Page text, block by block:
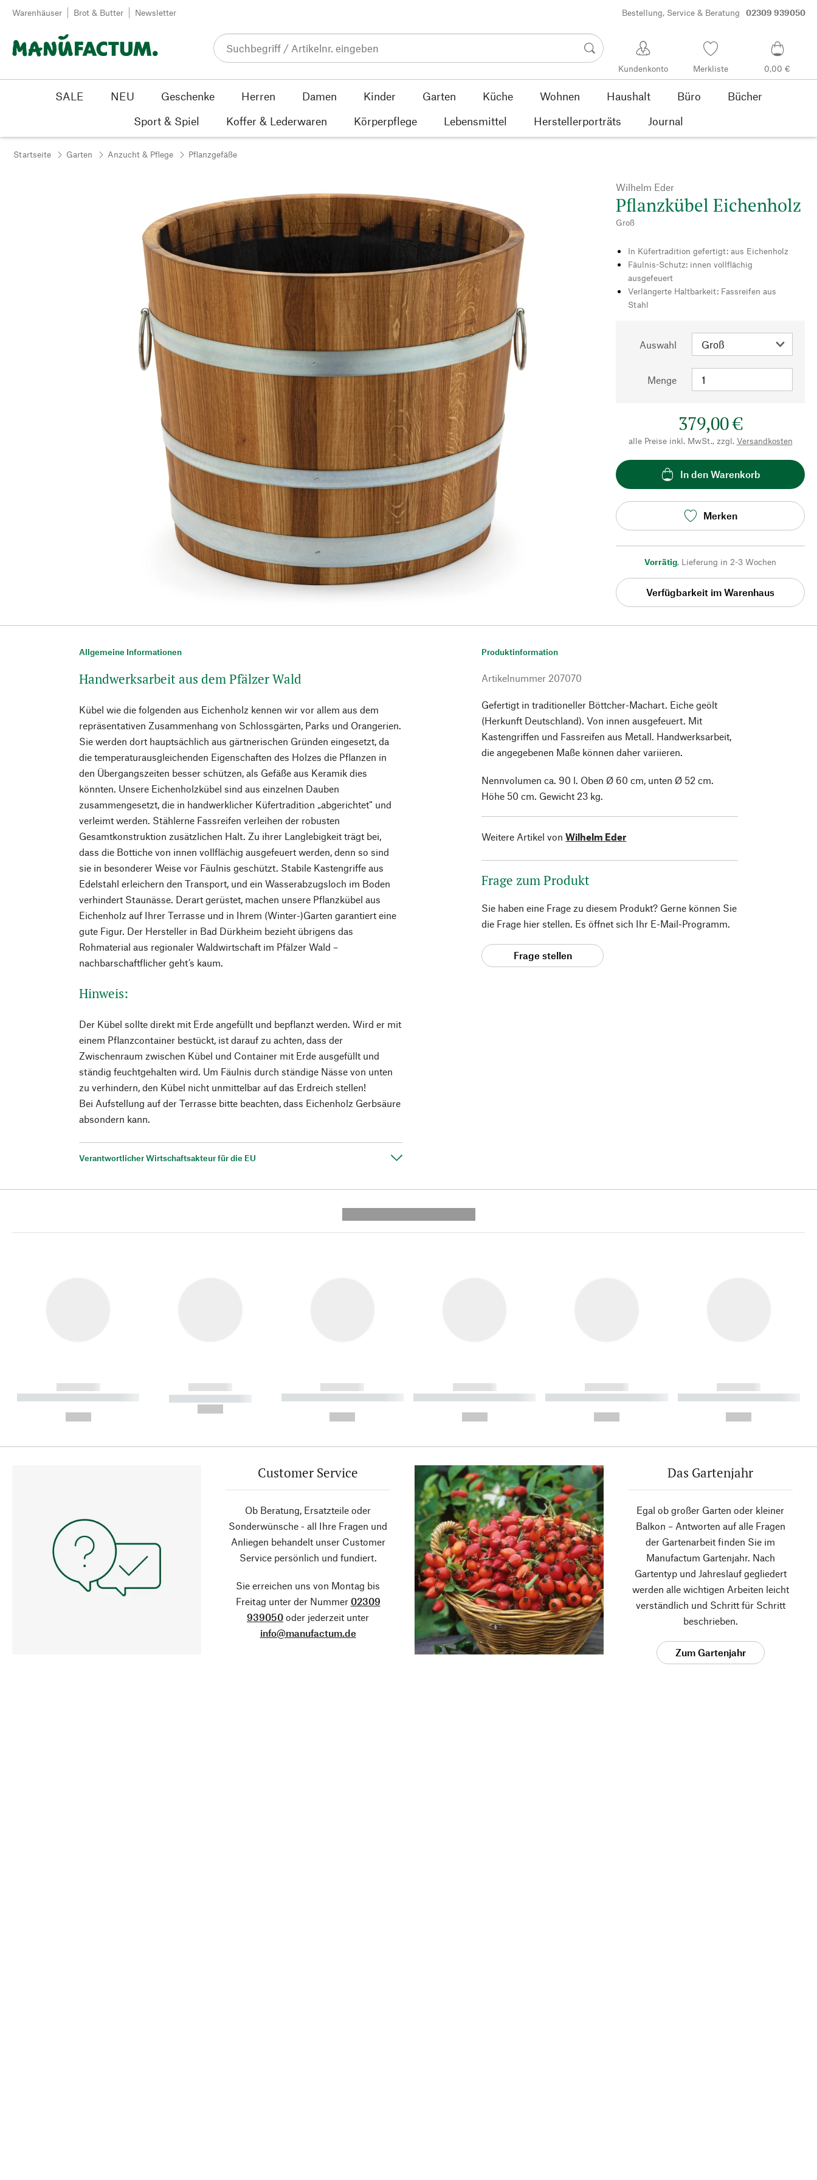
Zum Inhalt springen
Warenhäuser Brot & Butter Newsletter Bestellung, Service & Beratung 02309 939050
Kundenkonto Merkliste 0,00 €
SALE NEU Geschenke Herren Damen Kinder Garten Küche Wohnen Haushalt Büro
Bücher
Sport & Spiel
Koffer & Lederwaren Körperpflege Lebensmittel Herstellerporträts Journal
Startseite Garten Anzucht & Pflege Pflanzgefäße
Wilhelm Eder
Pflanzkübel Eichenholz
Groß
In Küfertradition gefertigt: aus Eichenholz
Fäulnis-Schutz: innen vollflächig
ausgefeuert
Verlängerte Haltbarkeit: Fassreifen aus
Stahl
Auswahl
Menge
379,00 €
alle Preise inkl. MwSt., zzgl. Versandkosten
In den Warenkorb
Merken
Vorrätig, Lieferung in 2-3 Wochen
Verfügbarkeit im Warenhaus
Allgemeine Informationen
Handwerksarbeit aus dem Pfälzer Wald
Kübel wie die folgenden aus Eichenholz kennen wir vor allem aus dem
repräsentativen Zusammenhang von Schlossgärten, Parks und Orangerien.
Sie werden dort hauptsächlich aus gärtnerischen Gründen eingesetzt, da
die temperaturausgleichenden Eigenschaften des Holzes die Pflanzen in
den Übergangszeiten besser schützen, als Gefäße aus Keramik dies
könnten. Unsere Eichenholzkübel sind aus einzelnen Dauben
zusammengesetzt, die in handwerklicher Küfertradition „abgerichtet“ und
verleimt werden. Stählerne Fassreifen verleihen der robusten
Gesamtkonstruktion zusätzlichen Halt. Zu ihrer Langlebigkeit trägt bei,
dass die Bottiche von innen vollflächig ausgefeuert werden, denn so sind
sie in besonderer Weise vor Fäulnis geschützt. Stabile Kastengriffe aus
Edelstahl erleichern den Transport, und ein Wasserabzugsloch im Boden
verhindert Staunässe. Derart gerüstet, machen unsere Pflanzkübel aus
Eichenholz auf Ihrer Terrasse und in Ihrem (Winter-)Garten garantiert eine
gute Figur. Der Hersteller in Bad Dürkheim bezieht übrigens das
Rohmaterial aus regionaler Waldwirtschaft im Pfälzer Wald –
nachbarschaftflicher geht’s kaum.
Hinweis:
Der Kübel sollte direkt mit Erde angefüllt und bepflanzt werden. Wird er mit
einem Pflanzcontainer bestückt, ist darauf zu achten, dass der
Zwischenraum zwischen Kübel und Container mit Erde ausgefüllt und
ständig feuchtgehalten wird. Um Fäulnis durch ständige Nässe von unten
zu verhindern, den Kübel nicht unmittelbar auf das Erdreich stellen!
Bei Aufstellung auf der Terrasse bitte beachten, dass Eichenholz Gerbsäure
absondern kann.
Verantwortlicher Wirtschaftsakteur für die EU
Produktinformation
Artikelnummer 207070
Gefertigt in traditioneller Böttcher-Machart. Eiche geölt
(Herkunft Deutschland). Von innen ausgefeuert. Mit
Kastengriffen und Fassreifen aus Metall. Handwerksarbeit,
die angegebenen Maße können daher variieren.
Nennvolumen ca. 90 l. Oben Ø 60 cm, unten Ø 52 cm.
Höhe 50 cm. Gewicht 23 kg.
Weitere Artikel von Wilhelm Eder
Frage zum Produkt
Sie haben eine Frage zu diesem Produkt? Gerne können Sie
die Frage hier stellen. Es öffnet sich Ihr E-Mail-Programm.
Frage stellen
------------
----------- ----------- ----------
------------
----------- -----------
------------
----------- ----------- ----------
------------
----------- ----------- ----------
------------
----------- ----------- ----------
------------
----------- ----------- ----------
Customer Service
Ob Beratung, Ersatzteile oder
Sonderwünsche - all Ihre Fragen und
Anliegen behandelt unser Customer
Service persönlich und fundiert.
Sie erreichen uns von Montag bis
Freitag unter der Nummer 02309
939050 oder jederzeit unter
info@manufactum.de
Das Gartenjahr
Egal ob großer Garten oder kleiner
Balkon – Antworten auf alle Fragen
der Gartenarbeit finden Sie im
Manufactum Gartenjahr. Nach
Gartentyp und Jahreslauf gegliedert
werden alle wichtigen Arbeiten leicht
verständlich und Schritt für Schritt
beschrieben.
Zum Gartenjahr